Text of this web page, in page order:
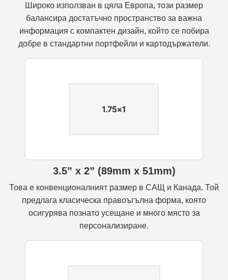
Широко използван в цяла Европа, този размер
балансира достатъчно пространство за важна
информация с компактен дизайн, който се побира
добре в стандартни портфейли и картодържатели.
3.5” x 2” (89mm x 51mm)
Това е конвенционалният размер в САЩ и Канада. Той
предлага класическа правоъгълна форма, която
осигурява познато усещане и много място за
персонализиране.